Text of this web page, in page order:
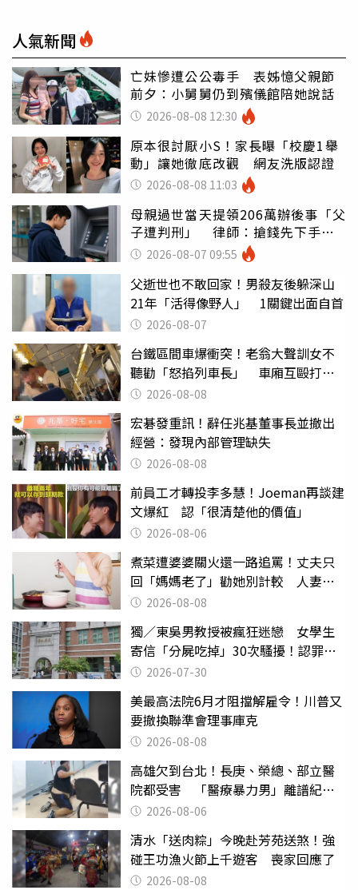
人氣新聞
亡妹慘遭公公毒手 表姊憶父親節
前夕：小舅舅仍到殯儀館陪她說話
2026-08-08 12:30
原本很討厭小S！家長曝「校慶1舉
動」讓她徹底改觀 網友洗版認證
2026-08-08 11:03
母親過世當天提領206萬辦後事「父
子遭判刑」 律師：搶錢先下手是
罪 2026-08-07 09:55
父逝世也不敢回家！男殺友後躲深山
21年「活得像野人」 1關鍵出面自首
2026-08-07
台鐵區間車爆衝突！老翁大聲訓女不
聽勸「怒掐列車長」 車廂互毆打到
頭破血流
2026-08-08
宏碁發重訊！辭任兆基董事長並撤出
經營：發現內部管理缺失
2026-08-08
前員工才轉投李多慧！Joeman再談建
文爆紅 認「很清楚他的價值」
2026-08-06
煮菜遭婆婆關火還一路追罵！丈夫只
回「媽媽老了」勸她別計較 人妻超
崩潰：我像台傭
2026-08-08
獨／東吳男教授被瘋狂迷戀 女學生
寄信「分屍吃掉」30次騷擾！認罪免
關 2026-07-30
美最高法院6月才阻擋解雇令！川普又
要撤換聯準會理事庫克
2026-08-08
高雄欠到台北！長庚、榮總、部立醫
院都受害 「醫療暴力男」離譜紀錄
曝光2026-08-06
清水「送肉粽」今晚赴芳苑送煞！強
碰王功漁火節上千遊客 喪家回應了
2026-08-08